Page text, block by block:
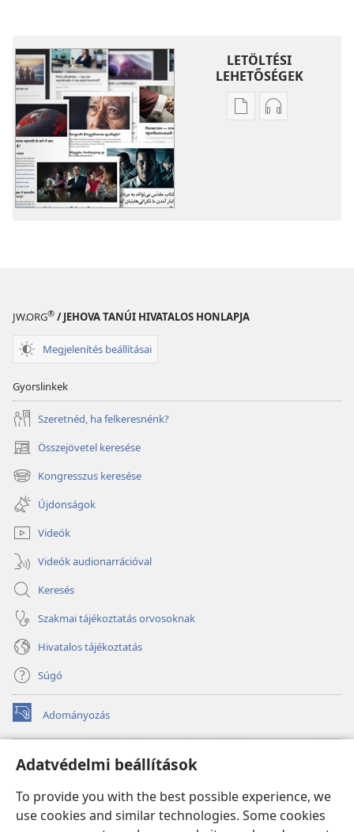
Adatvédelmi beállítások
To provide you with the best possible experience, we
use cookies and similar technologies. Some cookies
LETÖLTÉSI
LEHETŐSÉGEK
Kiadványok
JW.ORG® / JEHOVA TANÚI HIVATALOS HONLAPJA
Megjelenítés beállításai
Gyorslinkek
Szeretnéd, ha felkeresnénk?
Összejövetel keresése
(opens
new
window)
Kongresszus keresése
(opens
new
window)
Újdonságok
Videók
Videók audionarrációval
Keresés
Szakmai tájékoztatás orvosoknak
Hivatalos tájékoztatás
Súgó
Adományozás
(opens
new
Őrtorony ONLINE KÖNYVTÁR
(opens
window)JW Hub
(opens
new